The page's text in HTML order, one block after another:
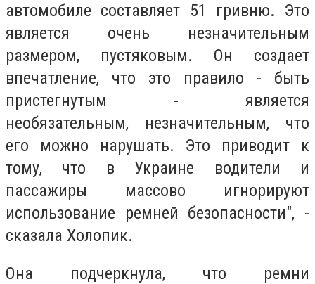
автомобиле составляет 51 гривню. Это
является очень незначительным
размером, пустяковым. Он создает
впечатление, что это правило - быть
пристегнутым - является
необязательным, незначительным, что
его можно нарушать. Это приводит к
тому, что в Украине водители и
пассажиры массово игнорируют
использование ремней безопасности", -
сказала Холопик.
Она подчеркнула, что ремни